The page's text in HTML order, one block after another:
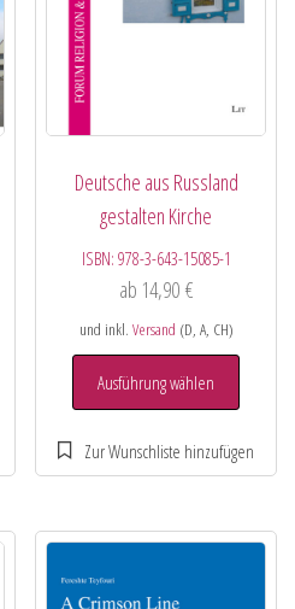
Deutsche aus Russland
gestalten Kirche
ISBN: 978-3-643-15085-1
ab 14,90 €
und inkl. Versand (D, A, CH)
Ausführung wählen